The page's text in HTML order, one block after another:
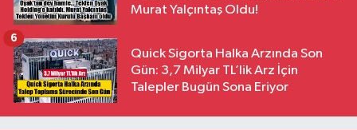
Murat Yalçıntaş Oldu!
Quick Sigorta Halka Arzında Son
Gün: 3,7 Milyar TL’lik Arz İçin
Talepler Bugün Sona Eriyor
6